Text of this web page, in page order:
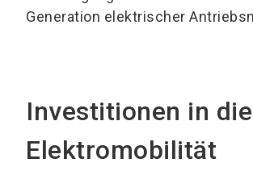
Generation elektrischer
Investitionen in die
Elektromobilität